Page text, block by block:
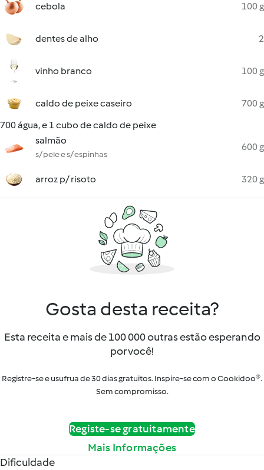
cebola 100 g
dentes de alho 2
vinho branco 100 g
caldo de peixe caseiro
700 g
700 água, e 1 cubo de caldo de peixe
salmão
s/ pele e s/ espinhas
600 g
arroz p/ risoto 320 g
Gosta desta receita?
Esta receita e mais de 100 000 outras estão esperando
por você!
Registre-se e usufrua de 30 dias gratuitos. Inspire-se com o Cookidoo®.
Sem compromisso.
Registe-se gratuitamente
Mais Informações
Dificuldade